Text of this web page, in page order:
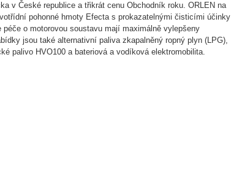
v České republice a třikrát cenu Obchodník roku. ORLEN na
pohonné hmoty Efecta s prokazatelnými čisticími účinky
o motorovou soustavu mají maximálně vylepšeny
jsou také alternativní paliva zkapalněný ropný plyn (LPG),
palivo HVO100 a bateriová a vodíková elektromobilita.